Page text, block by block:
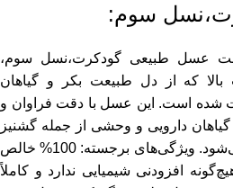
،نسل سوم:
عسل طبیعی گودکرت،نسل سوم،
بالا که از دل طبیعت بکر و گیاهان
شده است. این عسل با دقت فراوان و
گیاهان دارویی و وحشی از جمله گشنیز
و گون تغذیه می‌کنند، تولید می‌شود. ویژگی‌های برجسته: 100% خالص
افزودنی شیمیایی ندارد و کاملاً